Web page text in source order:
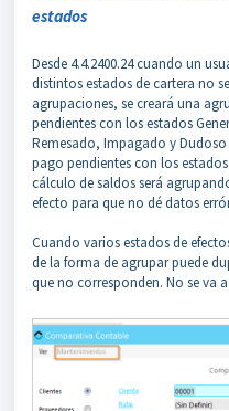
estados
Desde 4.4.2400.24 cuando un
distintos estados de cartera no
agrupaciones, se creará una
pendientes con los estados
Remesado, Impagado y
pago pendientes con los
cálculo de saldos será
efecto para que no dé datos
Cuando varios estados de
de la forma de agrupar puede
que no corresponden. No se va